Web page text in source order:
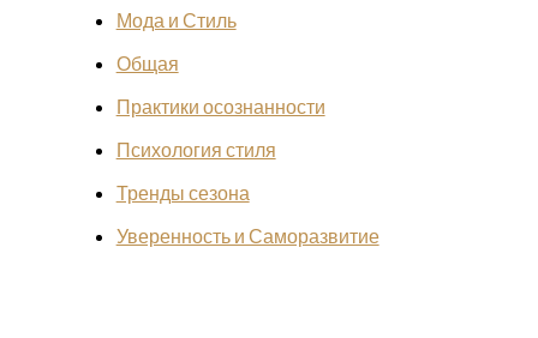
Мода и Стиль
Общая
Практики осознанности
Психология стиля
Тренды сезона
Уверенность и Саморазвитие